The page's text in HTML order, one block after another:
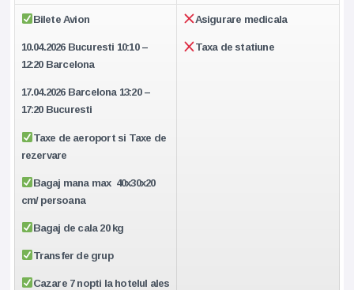
Bilete Avion
10.04.2026 Bucuresti 10:10 –
12:20 Barcelona
17.04.2026 Barcelona 13:20 –
17:20 Bucuresti
Taxe de aeroport si Taxe de
rezervare
Bagaj mana max 40x30x20
cm/ persoana
Bagaj de cala 20 kg
Transfer de grup
Cazare 7 nopti la hotelul ales
Asigurare medicala
Taxa de statiune